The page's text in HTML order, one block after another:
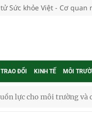
Sức khỏe Việt - Cơ quan
ĐỔI KINH TẾ MÔI
lực cho môi trường và